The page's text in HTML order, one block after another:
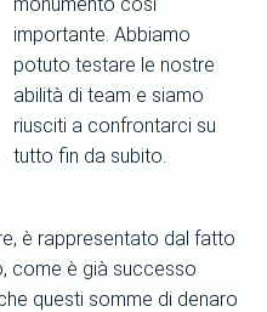
importante. Abbiamo
potuto testare le nostre
abilità di team e siamo
riusciti a confrontarci su
tutto fin da subito.
è rappresentato dal fatto
come è già successo
questi somme di denaro